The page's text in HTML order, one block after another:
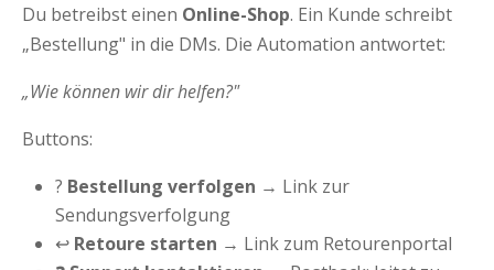
Du betreibst einen Online-Shop. Ein Kunde schreibt
„Bestellung" in die DMs. Die Automation antwortet:
„Wie können wir dir helfen?"
Buttons:
? Bestellung verfolgen → Link zur
Sendungsverfolgung
↩️ Retoure starten → Link zum Retourenportal